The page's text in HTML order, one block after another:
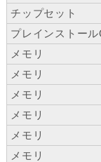
チップセット
プレインストー
メモリ
メモリ
メモリ
メモリ
メモリ
メモリ